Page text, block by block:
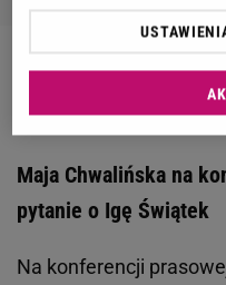
Zobacz wideo
Przeżyła koszmar,
Maja Chwalińska na
pytanie o Igę Świątek
Na konferencji